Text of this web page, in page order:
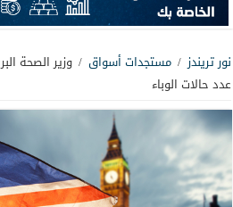
نور تريندز / مستجدات أسواق / وزير الصحة
عدد حالات الوباء